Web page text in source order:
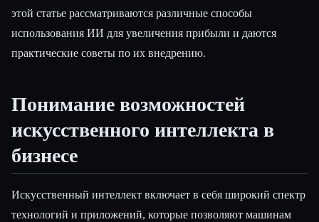
Esc
этой статье рассматриваются различные способы
использования ИИ для увеличения прибыли и даются
практические советы по их внедрению.
Понимание возможностей
искусственного интеллекта в
бизнесе
Искусственный интеллект включает в себя широкий спектр
технологий и приложений, которые позволяют машинам